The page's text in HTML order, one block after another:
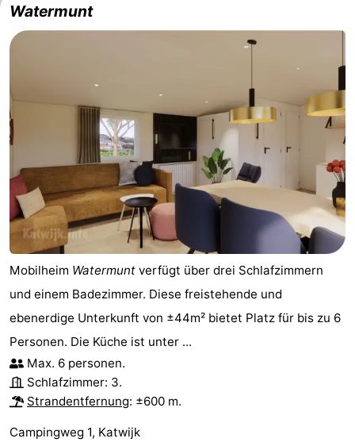
Watermunt
Mobilheim Watermunt verfügt über drei Schlafzimmern
und einem Badezimmer. Diese freistehende und
ebenerdige Unterkunft von ±44m² bietet Platz für bis zu 6
Personen. Die Küche ist unter ...
Max. 6 personen.
Schlafzimmer: 3.
Strandentfernung: ±600 m.
Campingweg 1, Katwijk